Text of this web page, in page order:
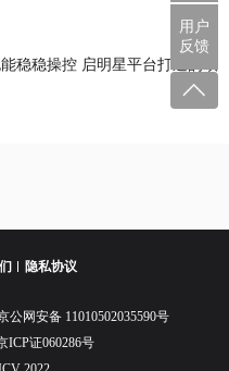
稳稳操控 启明星平台打造的欧
用户
反馈
隐私协议
公网安备 11010502035590号
ICP证060286号